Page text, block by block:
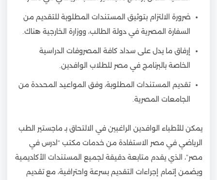
ضرورة الالتزام بتوثيق المستندات المطلوبة للتقديم من
السفارة المصرية في دولة الطالب، ووزارة الخارجية هناك.
إرفاق ما يدل على سداد كافة المصروفات الدراسية
الخاصة بالبرنامج في مصر للطلاب الوافدين.
تقديم المستندات المطلوبة، وفق المواعيد المحددة من
الجامعات المصرية.
يمكن للأطباء الوافدين الراغبين في الالتحاق بـ ماجستير الطب
الرياضي في مصر الاستفادة من خدمات مكتب “ادرس في
مصر”، الذي يقدم متابعة دقيقة لجميع المستندات الأكاديمية
ويضمن إتمام إجراءات التقديم بسرعة واحترافية، مع تقديم